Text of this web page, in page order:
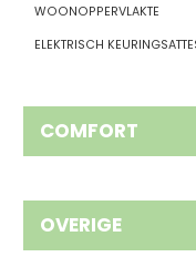
WOONOPPERVLAKTE
ELEKTRISCH
COMFORT
OVERIGE